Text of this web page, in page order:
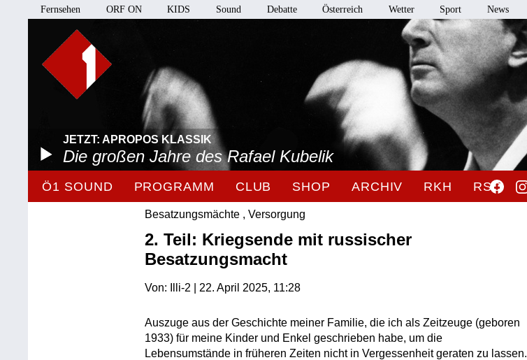
Fernsehen ORF ON KIDS Sound Debatte Österreich Wetter Sport News
JETZT: APROPOS KLASSIK
Die großen Jahre des Rafael Kubelik
Ö1 SOUND PROGRAMM CLUB SHOP ARCHIV RKH RSO
Besatzungsmächte , Versorgung
2. Teil: Kriegsende mit russischer
Besatzungsmacht
Von: Illi-2 | 22. April 2025, 11:28
Auszuge aus der Geschichte meiner Familie, die ich als Zeitzeuge (geboren
1933) für meine Kinder und Enkel geschrieben habe, um die
Lebensumstände in früheren Zeiten nicht in Vergessenheit geraten zu lassen.